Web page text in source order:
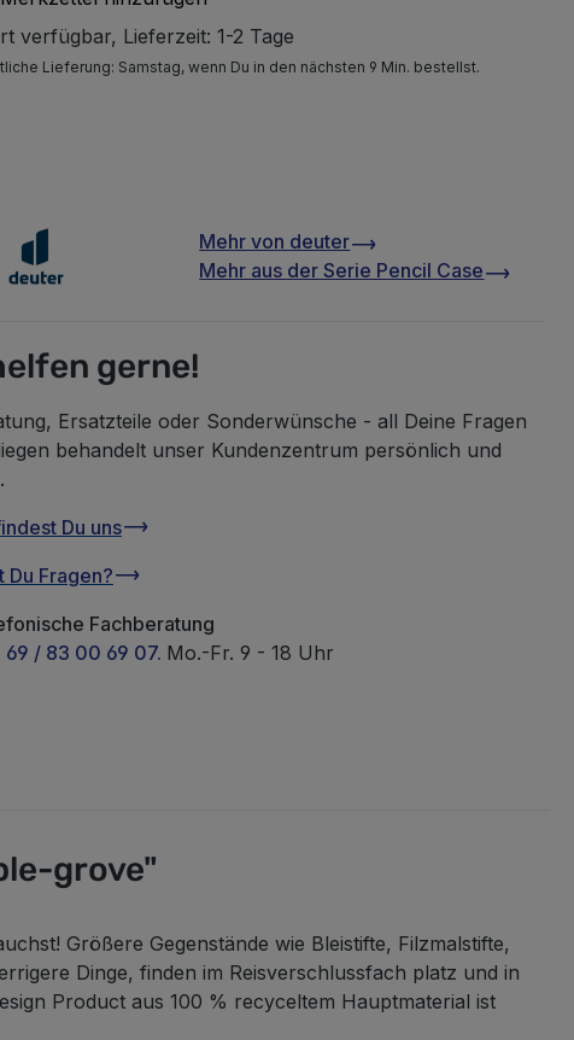
verfügbar, Lieferzeit: 1-2 Tage
Lieferung: Samstag, wenn Du in den nächsten 9 Min. bestellst.
Mehr von deuter
Mehr aus der Serie Pencil Case
gerne!
Ersatzteile oder Sonderwünsche - all Deine Fragen
behandelt unser Kundenzentrum persönlich und
Du uns
Du Fragen?
Fachberatung
69 / 83 00 69 07. Mo.-Fr. 9 - 18 Uhr
grove"
Größere Gegenstände wie Bleistifte, Filzmalstifte,
Dinge, finden im Reisverschlussfach platz und in
Product aus 100 % recyceltem Hauptmaterial ist